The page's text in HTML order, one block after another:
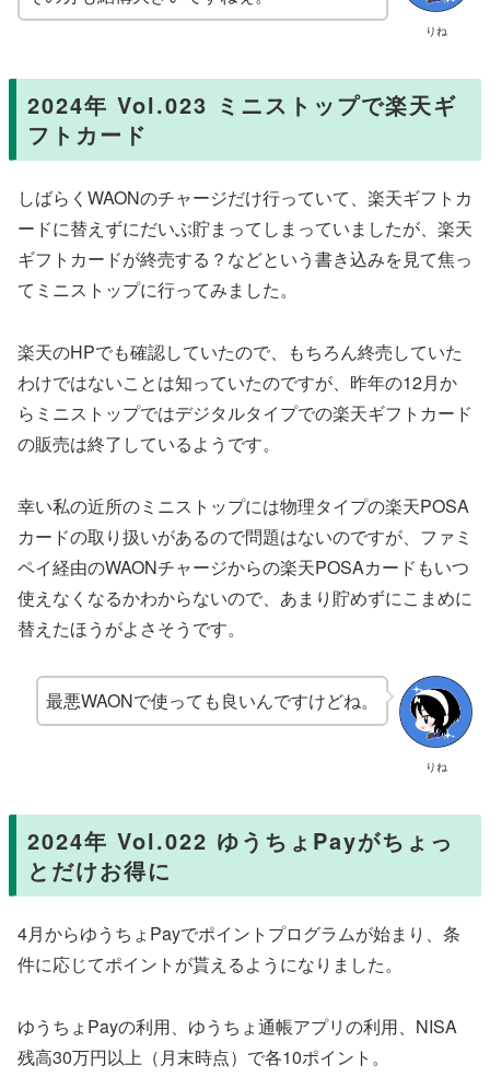
りね
2024年 Vol.023 ミニストップで楽天ギ
フトカード
しばらくWAONのチャージだけ行っていて、楽天ギフトカ
ードに替えずにだいぶ貯まってしまっていましたが、楽天
ギフトカードが終売する？などという書き込みを見て焦っ
てミニストップに行ってみました。
楽天のHPでも確認していたので、もちろん終売していた
わけではないことは知っていたのですが、昨年の12月か
らミニストップではデジタルタイプでの楽天ギフトカード
の販売は終了しているようです。
幸い私の近所のミニストップには物理タイプの楽天POSA
カードの取り扱いがあるので問題はないのですが、ファミ
ペイ経由のWAONチャージからの楽天POSAカードもいつ
使えなくなるかわからないので、あまり貯めずにこまめに
替えたほうがよさそうです。
りね
最悪WAONで使っても良いんですけどね。
2024年 Vol.022 ゆうちょPayがちょっ
とだけお得に
4月からゆうちょPayでポイントプログラムが始まり、条
件に応じてポイントが貰えるようになりました。
ゆうちょPayの利用、ゆうちょ通帳アプリの利用、NISA
残高30万円以上（月末時点）で各10ポイント。